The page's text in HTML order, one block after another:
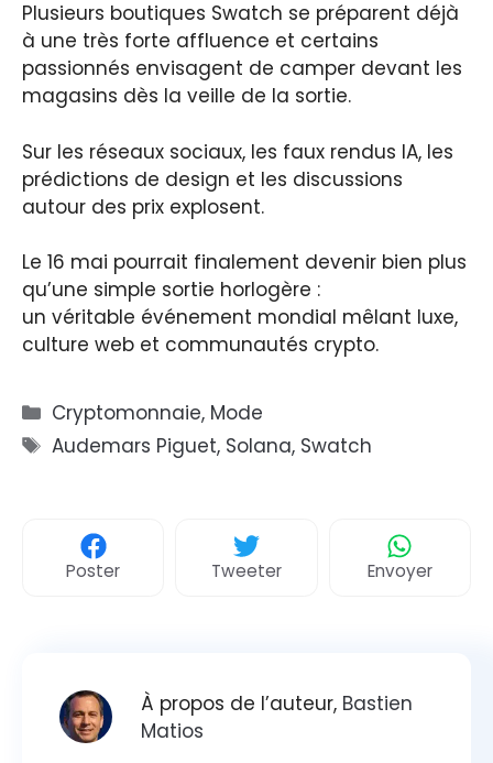
Plusieurs boutiques Swatch se préparent déjà
à une très forte affluence et certains
passionnés envisagent de camper devant les
magasins dès la veille de la sortie.
Sur les réseaux sociaux, les faux rendus IA, les
prédictions de design et les discussions
autour des prix explosent.
Le 16 mai pourrait finalement devenir bien plus
qu’une simple sortie horlogère :
un véritable événement mondial mêlant luxe,
culture web et communautés crypto.
Catégories
Cryptomonnaie, Mode
Étiquettes
Audemars Piguet, Solana, Swatch
Poster Tweeter Envoyer
À propos de l’auteur, Bastien
Matios